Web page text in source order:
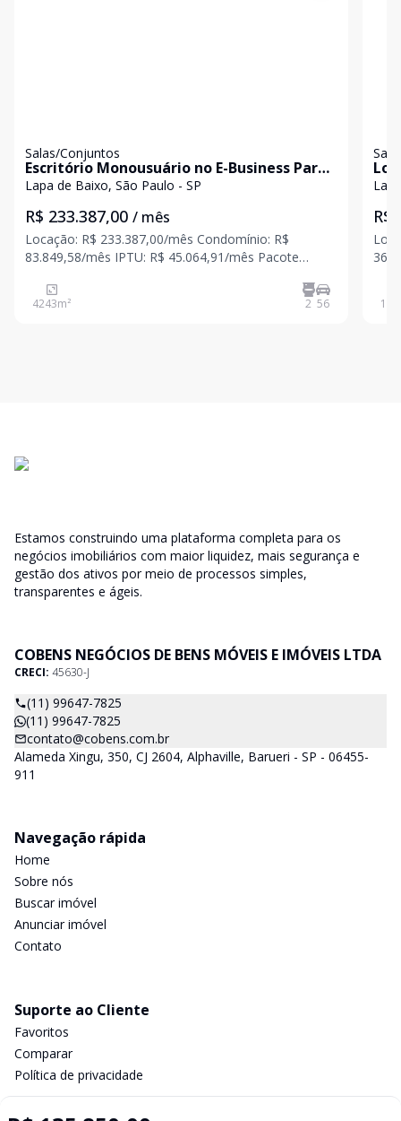
Salas/Conjuntos
Escritório Monousuário no E-Business Park -
São Paulo (Zona Oeste)
Lapa de Baixo, São Paulo - SP
R$ 233.387,00 / mês
Locação: R$ 233.387,00/mês Condomínio: R$
83.849,58/mês IPTU: R$ 45.064,91/mês Pacote
monousuário com 4.243,40 m², totalmente
retrofitado, com fachada moderna e recepção
4243m² 2 56
R$
Estamos construindo uma plataforma completa para os
negócios imobiliários com maior liquidez, mais segurança e
gestão dos ativos por meio de processos simples,
transparentes e ágeis.
COBENS NEGÓCIOS DE BENS MÓVEIS E IMÓVEIS LTDA
CRECI: 45630-J
(11) 99647-7825
(11) 99647-7825
contato@cobens.com.br
Alameda Xingu, 350, CJ 2604, Alphaville, Barueri - SP - 06455-
911
Navegação rápida
Home
Sobre nós
Buscar imóvel
Anunciar imóvel
Contato
Suporte ao Cliente
Favoritos
Comparar
Política de privacidade